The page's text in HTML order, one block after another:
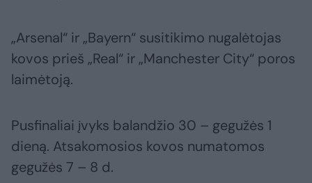
„Arsenal“ ir „Bayern“ susitikimo nugalėtojas
kovos prieš „Real“ ir „Manchester City“ poros
laimėtoją.
Pusfinaliai įvyks balandžio 30 – gegužės 1
dieną. Atsakomosios kovos numatomos
gegužės 7 – 8 d.